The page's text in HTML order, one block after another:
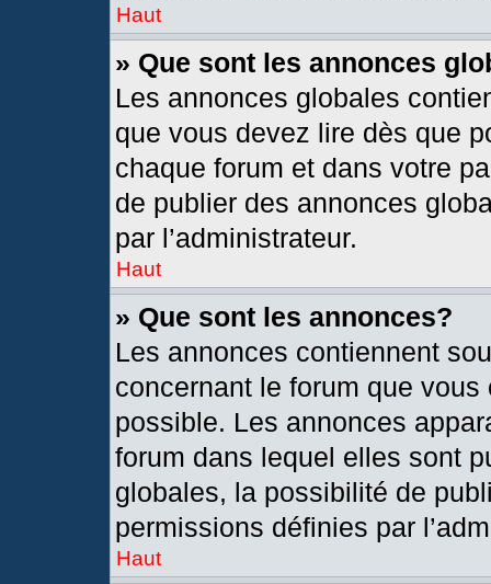
Haut
» Que sont les annonces
Les annonces globales
que vous devez lire dès que
chaque forum et dans votre
de publier des annonces
par l’administrateur.
Haut
» Que sont les annonces?
Les annonces contiennent
concernant le forum que
possible. Les annonces
forum dans lequel elles sont
globales, la possibilité de
permissions définies par
Haut